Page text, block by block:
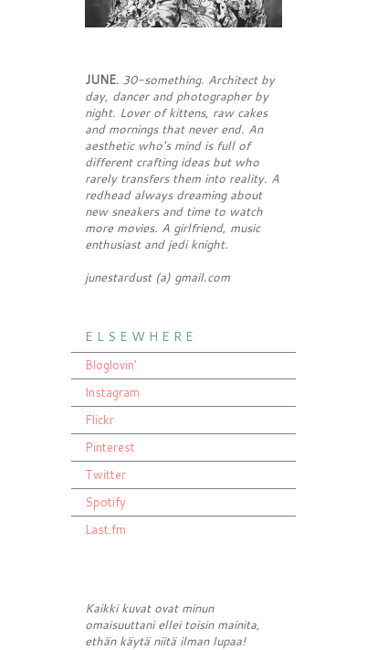
JUNE. 30-something. Architect by
day, dancer and photographer by
night. Lover of kittens, raw cakes
and mornings that never end. An
aesthetic who's mind is full of
different crafting ideas but who
rarely transfers them into reality. A
redhead always dreaming about
new sneakers and time to watch
more movies. A girlfriend, music
enthusiast and jedi knight.
junestardust (a) gmail.com
E L S E W H E R E
Bloglovin'
Instagram
Flickr
Pinterest
Twitter
Spotify
Last.fm
Kaikki kuvat ovat minun
omaisuuttani ellei toisin mainita,
ethän käytä niitä ilman lupaa!